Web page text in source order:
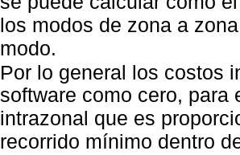
los modos de zona a
modo.
Por lo general los costos
software como cero,
intrazonal que es
recorrido mínimo dentro